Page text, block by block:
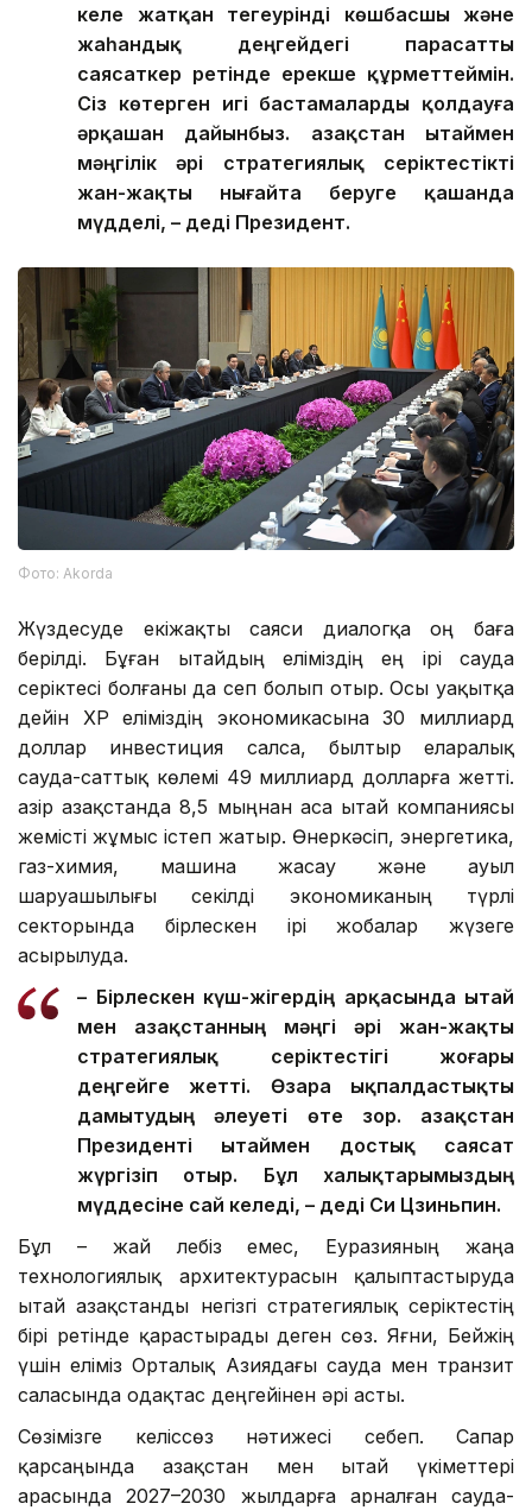
келе жатқан тегеурінді көшбасшы және
жаһандық деңгейдегі парасатты
саясаткер ретінде ерекше құрметтеймін.
Сіз көтерген игі бастамаларды қолдауға
әрқашан дайынбыз. Қазақстан Қытаймен
мәңгілік әрі стратегиялық серіктестікті
жан-жақты нығайта беруге қашанда
мүдделі, – деді Президент.
Фото: Аkorda
Жүздесуде екіжақты саяси диалогқа оң баға
берілді. Бұған Қытайдың еліміздің ең ірі сауда
серіктесі болғаны да сеп болып отыр. Осы уақытқа
дейін ҚХР еліміздің экономикасына 30 миллиард
доллар инвестиция салса, былтыр еларалық
сауда-саттық көлемі 49 миллиард долларға жетті.
Қазір Қазақстанда 8,5 мыңнан аса Қытай компаниясы
жемісті жұмыс істеп жатыр. Өнеркәсіп, энергетика,
газ-химия, машина жасау және ауыл
шаруашылығы секілді экономиканың түрлі
секторында бірлескен ірі жобалар жүзеге
асырылуда.
– Бірлескен күш-жігердің арқасында Қытай
мен Қазақстанның мәңгі әрі жан-жақты
стратегиялық серіктестігі жоғары
деңгейге жетті. Өзара ықпалдастықты
дамытудың әлеуеті өте зор. Қазақстан
Президенті Қытаймен достық саясат
жүргізіп отыр. Бұл халықтарымыздың
мүддесіне сай келеді, – деді Си Цзиньпин.
Бұл – жай лебіз емес, Еуразияның жаңа
технологиялық архитектурасын қалыптастыруда
Қытай Қазақстанды негізгі стратегиялық серіктестің
бірі ретінде қарастырады деген сөз. Яғни, Бейжің
үшін еліміз Орталық Азиядағы сауда мен транзит
саласында одақтас деңгейінен әрі асты.
Сөзімізге келіссөз нәтижесі себеп. Сапар
қарсаңында Қазақстан мен Қытай үкіметтері
арасында 2027–2030 жылдарға арналған сауда-